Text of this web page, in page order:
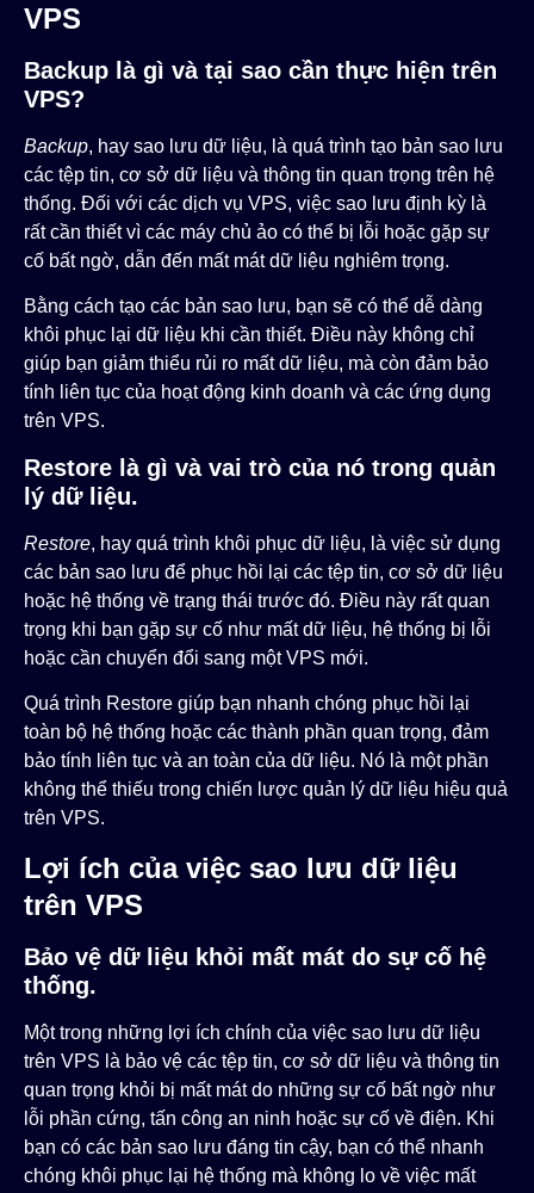
VPS
Backup là gì và tại sao cần thực hiện trên
VPS?
Backup, hay sao lưu dữ liệu, là quá trình tạo bản sao lưu
các tệp tin, cơ sở dữ liệu và thông tin quan trọng trên hệ
thống. Đối với các dịch vụ VPS, việc sao lưu định kỳ là
rất cần thiết vì các máy chủ ảo có thể bị lỗi hoặc gặp sự
cố bất ngờ, dẫn đến mất mát dữ liệu nghiêm trọng.
Bằng cách tạo các bản sao lưu, bạn sẽ có thể dễ dàng
khôi phục lại dữ liệu khi cần thiết. Điều này không chỉ
giúp bạn giảm thiểu rủi ro mất dữ liệu, mà còn đảm bảo
tính liên tục của hoạt động kinh doanh và các ứng dụng
trên VPS.
Restore là gì và vai trò của nó trong quản
lý dữ liệu.
Restore, hay quá trình khôi phục dữ liệu, là việc sử dụng
các bản sao lưu để phục hồi lại các tệp tin, cơ sở dữ liệu
hoặc hệ thống về trạng thái trước đó. Điều này rất quan
trọng khi bạn gặp sự cố như mất dữ liệu, hệ thống bị lỗi
hoặc cần chuyển đổi sang một VPS mới.
Quá trình Restore giúp bạn nhanh chóng phục hồi lại
toàn bộ hệ thống hoặc các thành phần quan trọng, đảm
bảo tính liên tục và an toàn của dữ liệu. Nó là một phần
không thể thiếu trong chiến lược quản lý dữ liệu hiệu quả
trên VPS.
Lợi ích của việc sao lưu dữ liệu
trên VPS
Bảo vệ dữ liệu khỏi mất mát do sự cố hệ
thống.
Một trong những lợi ích chính của việc sao lưu dữ liệu
trên VPS là bảo vệ các tệp tin, cơ sở dữ liệu và thông tin
quan trọng khỏi bị mất mát do những sự cố bất ngờ như
lỗi phần cứng, tấn công an ninh hoặc sự cố về điện. Khi
bạn có các bản sao lưu đáng tin cậy, bạn có thể nhanh
chóng khôi phục lại hệ thống mà không lo về việc mất